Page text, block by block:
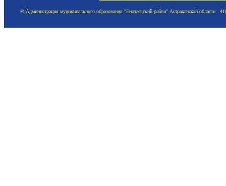
© Администрация муниципального образования "Енотаевский район" Астраханской области